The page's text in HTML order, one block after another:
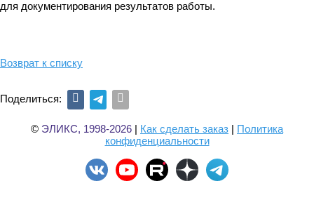
для документирования результатов работы.
Возврат к списку
Поделиться:
© ЭЛИКС, 1998-2026 | Как сделать заказ | Политика
конфиденциальности